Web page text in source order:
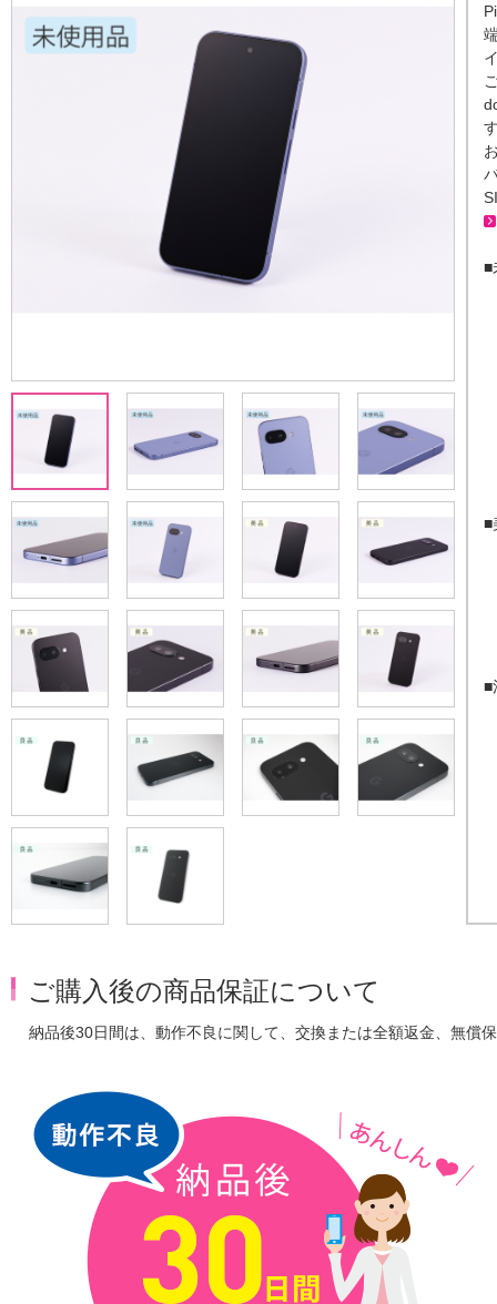
■
■
■
ご購入後の商品保証について
納品後30日間は、動作不良に関して、交換または全額返金、無償